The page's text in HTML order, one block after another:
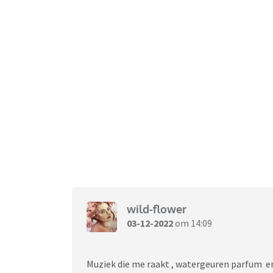
wild-flower
03-12-2022om 14:09
Muziek die me raakt , watergeuren parfum